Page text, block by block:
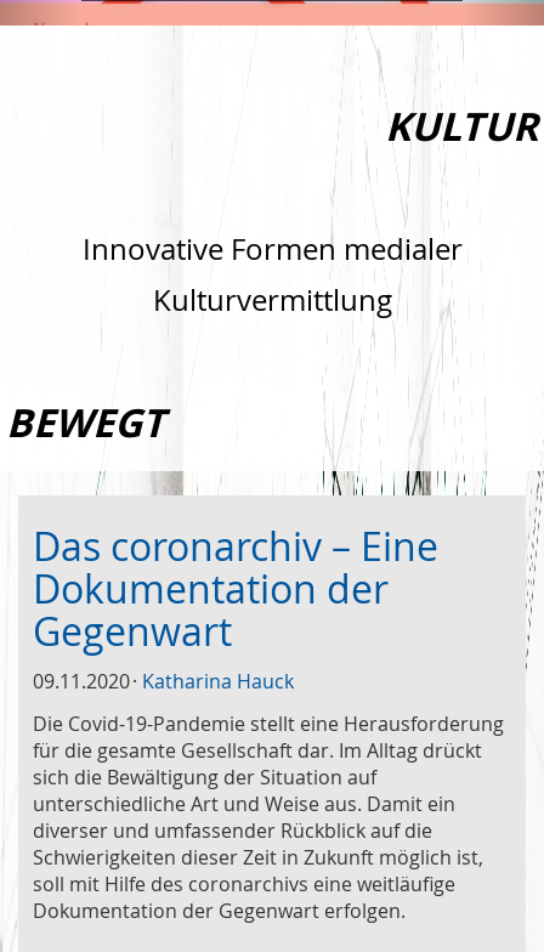
KULTUR
Innovative Formen medialer
Kulturvermittlung
BEWEGT
Das coronarchiv – Eine
Dokumentation der
Gegenwart
09.11.2020 Katharina Hauck
Die Covid-19-Pandemie stellt eine Herausforderung
für die gesamte Gesellschaft dar. Im Alltag drückt
sich die Bewältigung der Situation auf
unterschiedliche Art und Weise aus. Damit ein
diverser und umfassender Rückblick auf die
Schwierigkeiten dieser Zeit in Zukunft möglich ist,
soll mit Hilfe des coronarchivs eine weitläufige
Dokumentation der Gegenwart erfolgen.